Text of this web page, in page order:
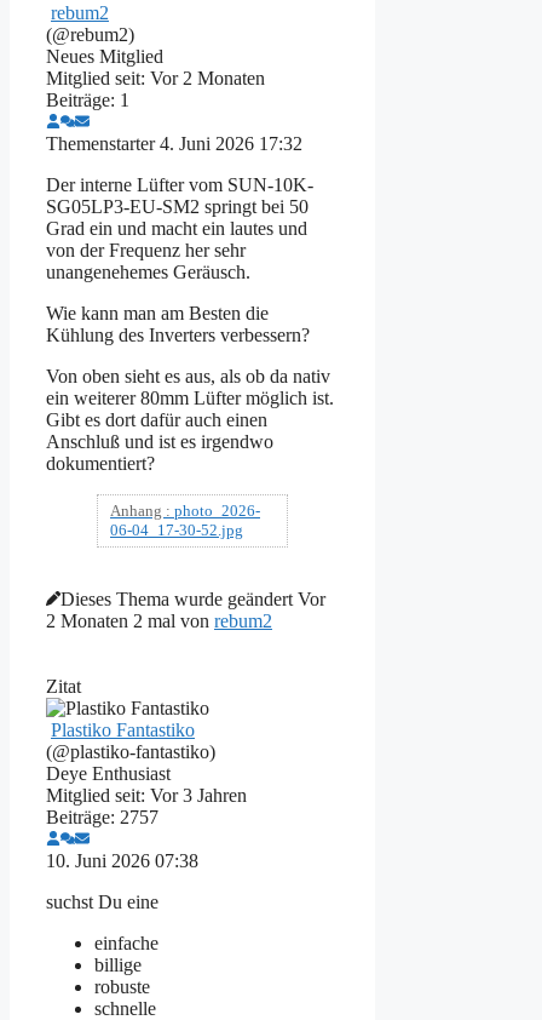
rebum2
(@rebum2)
Neues Mitglied
Mitglied seit: Vor 2 Monaten
Beiträge: 1
Themenstarter 4. Juni 2026 17:32
Der interne Lüfter vom SUN-10K-
SG05LP3-EU-SM2 springt bei 50
Grad ein und macht ein lautes und
von der Frequenz her sehr
unangenehemes Geräusch.
Wie kann man am Besten die
Kühlung des Inverters verbessern?
Von oben sieht es aus, als ob da nativ
ein weiterer 80mm Lüfter möglich ist.
Gibt es dort dafür auch einen
Anschluß und ist es irgendwo
dokumentiert?
Anhang : photo_2026-
06-04_17-30-52.jpg
Dieses Thema wurde geändert Vor
2 Monaten 2 mal von rebum2
Zitat
Plastiko Fantastiko
(@plastiko-fantastiko)
Deye Enthusiast
Mitglied seit: Vor 3 Jahren
Beiträge: 2757
10. Juni 2026 07:38
suchst Du eine
einfache
billige
robuste
schnelle